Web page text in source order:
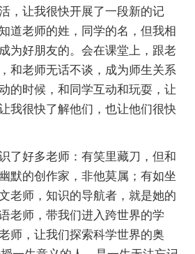
，让我很快开展了一段新的记
道老师的姓，同学的名，但我相
为好朋友的。会在课堂上，跟老
和老师无话不谈，成为师生关系
的时候，和同学互动和玩耍，让
我很快了解他们，也让他们很快
了好多老师：有笑里藏刀，但和
默的创作家，非他莫属；有如坐
老师，知识的导航者，就是她的
老师，带我们进入跨世界的学
师，让我们探索科学世界的奥